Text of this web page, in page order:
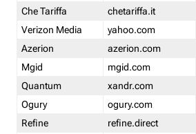
Che Tariffa
chetariffa.it
Verizon Media
yahoo.com
Azerion
azerion.com
Mgid
mgid.com
Quantum
xandr.com
Ogury
ogury.com
Refine
refine.direct